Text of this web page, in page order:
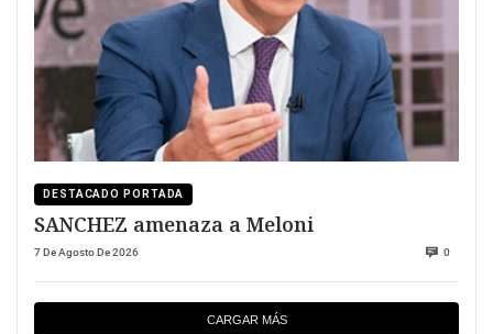
DESTACADO PORTADA
SANCHEZ amenaza a Meloni
7 De Agosto De 2026 0
CARGAR MÁS